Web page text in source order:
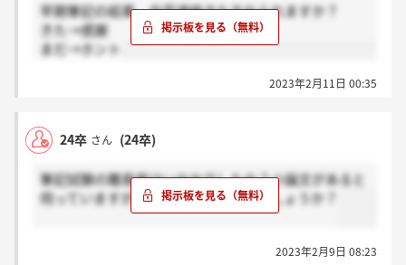
早期筆記の結果、合否連絡きた方おられますか？
きた→感謝
まだ→ホント
2023年2月11日 00:35
24卒 さん (24卒)
筆記試験の難易度はいかかでしたか？小論文があると
伺っていますが、何文字程度のものでしょうか？
2023年2月9日 08:23